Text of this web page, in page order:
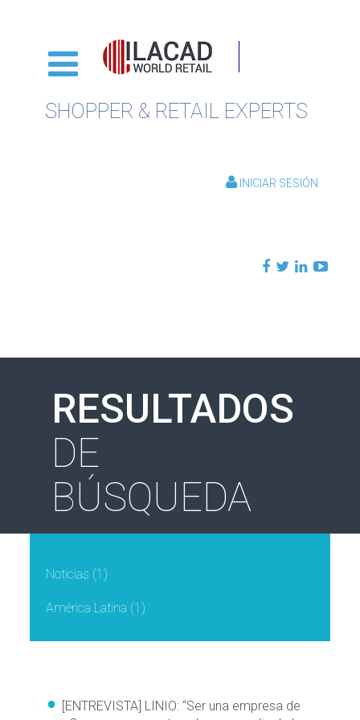
SHOPPER & RETAIL EXPERTS
INICIAR SESIÓN
RESULTADOS
DE
BÚSQUEDA
Noticias (1)
América Latina (1)
[ENTREVISTA] LINIO: “Ser una empresa de